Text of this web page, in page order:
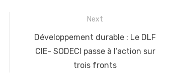
Next
Next
post:
Développement durable : Le DLF
CIE- SODECI passe à l’action sur
trois fronts